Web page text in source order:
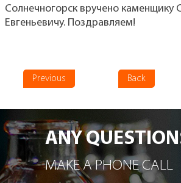
Солнечногорск вручено каменщику
Евгеньевичу. Поздравляем!
Previous Back
ANY
MAKE A PHONE CALL